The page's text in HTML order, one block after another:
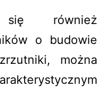
również
o budowie
można